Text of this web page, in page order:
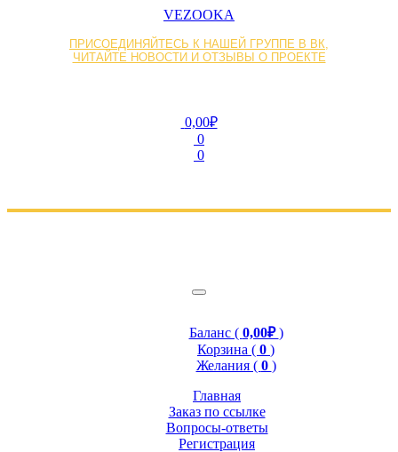
VEZOOKA
ПРИСОЕДИНЯЙТЕСЬ К НАШЕЙ ГРУППЕ В ВК,
ЧИТАЙТЕ НОВОСТИ И ОТЗЫВЫ О ПРОЕКТЕ
0,00₽
0
0
Баланс ( 0,00₽)
Корзина ( 0 )
Желания ( 0 )
Главная
Заказ по ссылке
Вопросы-ответы
Регистрация